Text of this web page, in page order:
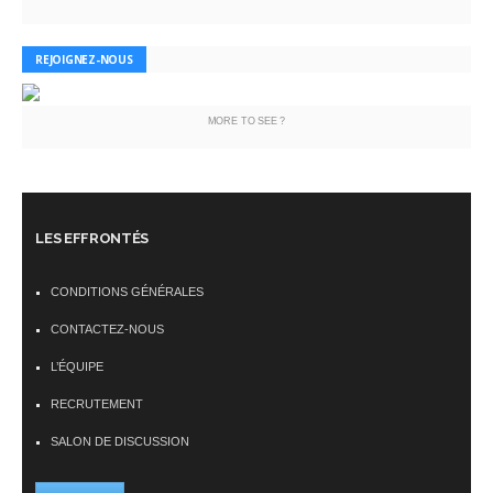
REJOIGNEZ-NOUS
MORE TO SEE ?
LES EFFRONTÉS
CONDITIONS GÉNÉRALES
CONTACTEZ-NOUS
L’ÉQUIPE
RECRUTEMENT
SALON DE DISCUSSION